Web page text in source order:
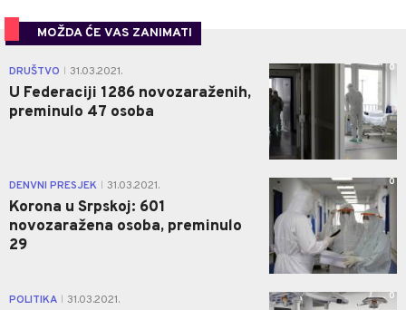
MOŽDA ĆE VAS ZANIMATI
DRUŠTVO 31.03.2021.
U Federaciji 1286 novozaraženih,
preminulo 47 osoba
0
DENVNI PRESJEK 31.03.2021.
Korona u Srpskoj: 601
novozaražena osoba, preminulo
29
0
POLITIKA 31.03.2021. 0